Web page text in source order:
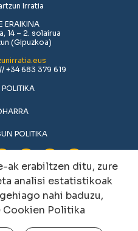
Irratia
ERAIKINA
14 – 2. solairua
(Gipuzkoa)
+34 683 379 619
POLITIKA
ak erabiltzen ditu, zure
analisi estatistikoak
nahi baduzu,
Cookien Politika